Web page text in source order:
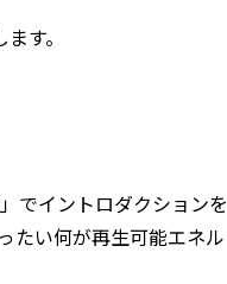
す。
でイントロダクションを
たい何が再生可能エネル